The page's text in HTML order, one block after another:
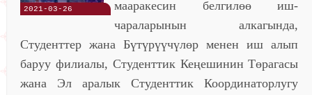
2021-03-26
мааракесин белгилөө иш-
чараларынын алкагында,
Студенттер жана Бүтүрүүчүлөр менен иш алып
баруу филиалы, Студенттик Кеңешинин Төрагасы
жана Эл аралык Студенттик Координаторлугу